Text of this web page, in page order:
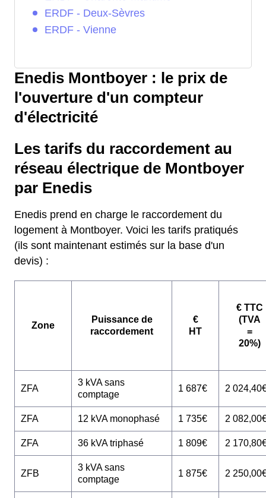
ERDF - Deux-Sèvres
ERDF - Vienne
Enedis Montboyer : le prix de
l'ouverture d'un compteur
d'électricité
Les tarifs du raccordement au
réseau électrique de Montboyer
par Enedis
Enedis prend en charge le raccordement du
logement à Montboyer. Voici les tarifs pratiqués
(ils sont maintenant estimés sur la base d'un
devis) :
Zone
Puissance de
raccordement
€
HT
€ TTC
(TVA
=
20%)
ZFA
3 kVA sans
comptage
1 687€ 2
ZFA 12 kVA monophasé 1 735€ 2
ZFA 36 kVA triphasé 1 809€ 2
ZFB
3 kVA sans
comptage
1 875€ 2